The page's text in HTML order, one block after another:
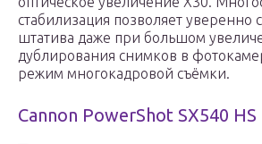
стабилизация позволяет уверенно
штатива даже при большом
дублирования снимков в
режим многокадровой съёмки.
Cannon PowerShot SX540 HS